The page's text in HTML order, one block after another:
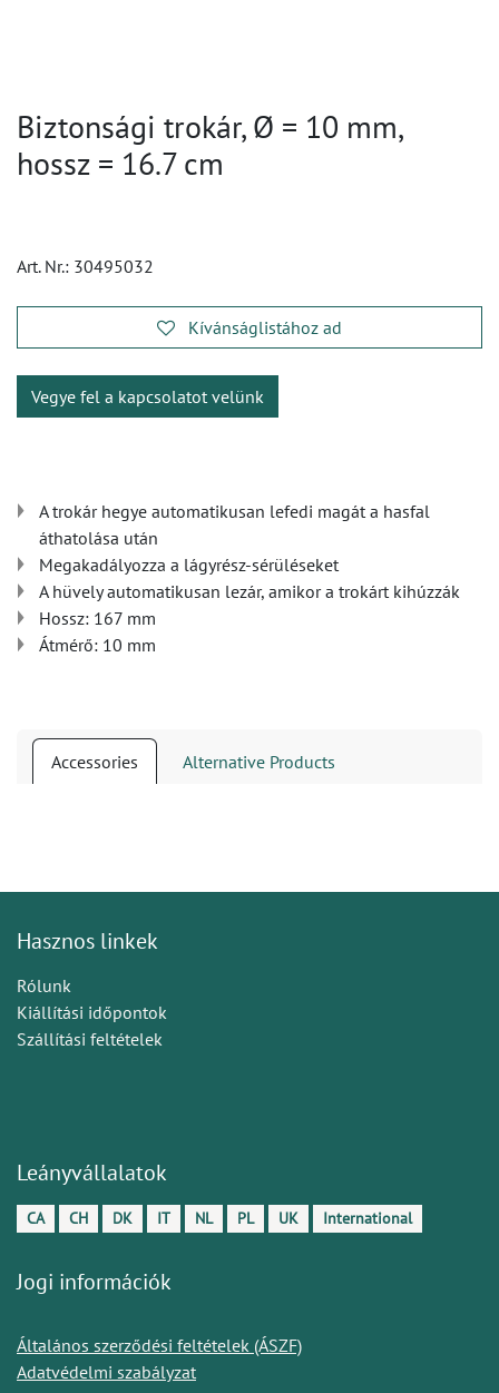
Biztonsági trokár, Ø = 10 mm,
hossz = 16.7 cm
Art. Nr.: 30495032
Kívánságlistához ad
Vegye fel a kapcsolatot velünk
A trokár hegye automatikusan lefedi magát a hasfal
áthatolása után
Megakadályozza a lágyrész-sérüléseket
A hüvely automatikusan lezár, amikor a trokárt kihúzzák
Hossz: 167 mm
Átmérő: 10 mm
Accessories Alternative Products
Hasznos linkek
Rólunk
Kiállítási időpontok
Szállítási feltételek
Leányvállalatok
CA CH DK IT NL PL UK International
Jogi információk
Általános szerződési feltételek (ÁSZF)
Adatvédelmi szabályzat